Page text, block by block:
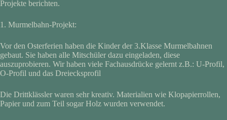
Projekte berichten.
1. Murmelbahn-Projekt:
Vor den Osterferien haben die Kinder der 3.Klasse Murmelbahnen
gebaut. Sie haben alle Mitschüler dazu eingeladen, diese
auszuprobieren. Wir haben viele Fachausdrücke gelernt z.B.: U-Profil,
O-Profil und das Dreiecksprofil
Die Drittklässler waren sehr kreativ. Materialien wie Klopapierrollen,
Papier und zum Teil sogar Holz wurden verwendet.